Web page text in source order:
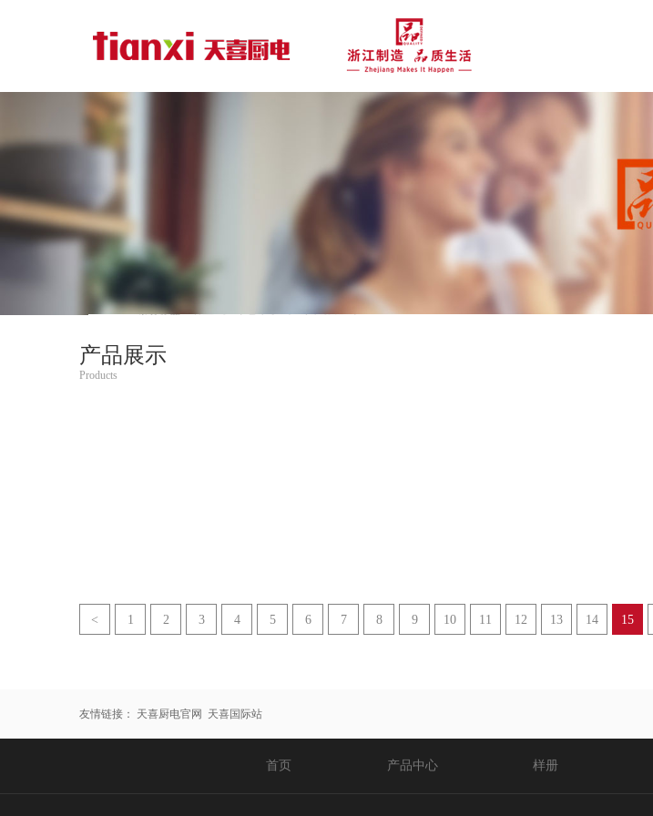
产品展示
Products
TXG-DS13 TXG-DS14
<
1 2 3 4 5 6 7 8 9 10 11 12 13 14 15
友情链接： 天喜厨电官网 天喜国际站
首页 产品中心 样册